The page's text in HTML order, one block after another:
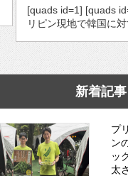
[quads id=1] [quads
リピン現地で韓国に対
新着記事
プ
ン
ッ
太